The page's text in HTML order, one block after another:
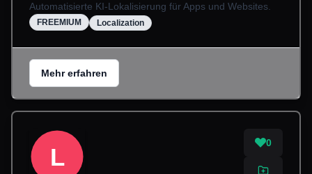
Automatisierte KI-Lokalisierung für Apps und Websites.
FREEMIUM Localization
Mehr erfahren
L
0